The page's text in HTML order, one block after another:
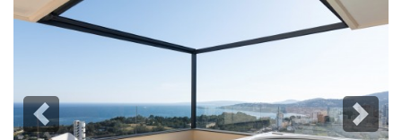
Previous Next